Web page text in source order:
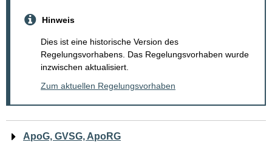
Hinweis
Dies ist eine historische Version des
Regelungsvorhabens. Das Regelungsvorhaben wurde
inzwischen aktualisiert.
Zum aktuellen Regelungsvorhaben
Navigation
ApoG, GVSG, ApoRG